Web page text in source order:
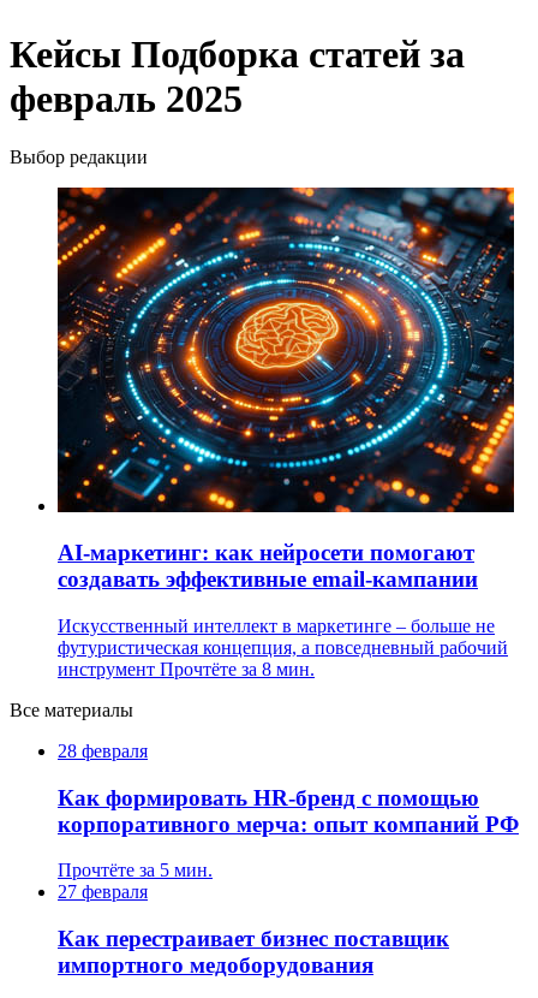
Кейсы Подборка статей за
февраль 2025
Выбор редакции
AI-маркетинг: как нейросети помогают
создавать эффективные email-кампании
Искусственный интеллект в маркетинге – больше не
футуристическая концепция, а повседневный рабочий
инструмент Прочтёте за 8 мин.
Все материалы
28 февраля
Как формировать HR-бренд с помощью
корпоративного мерча: опыт компаний РФ
Прочтёте за 5 мин.
27 февраля
Как перестраивает бизнес поставщик
импортного медоборудования